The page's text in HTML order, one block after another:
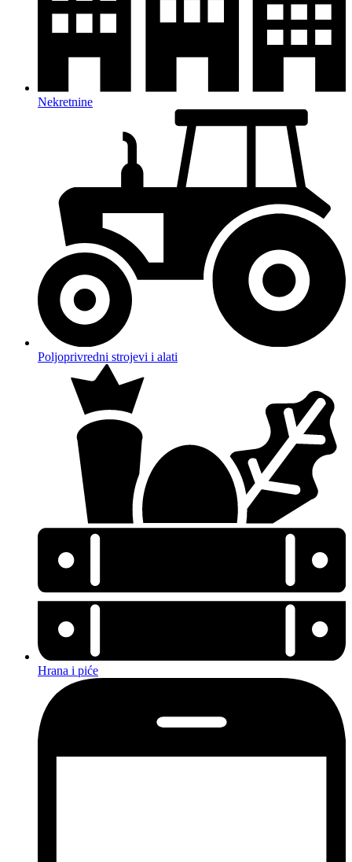
Nekretnine
Poljoprivredni strojevi i alati
Hrana i piće